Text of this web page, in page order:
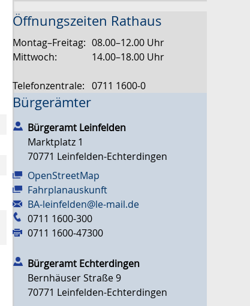
Öffnungszeiten Rathaus
Montag–Freitag: 08.00–12.00 Uhr
Mittwoch:
14.00–18.00 Uhr
Telefonzentrale: 0711 1600-0
Bürgerämter
Bürgeramt Leinfelden
Marktplatz 1
70771 Leinfelden-Echterdingen
OpenStreetMap
Fahrplanauskunft
BA-leinfelden@le-mail.de
0711 1600-300
0711 1600-47300
Bürgeramt Echterdingen
Bernhäuser Straße 9
70771 Leinfelden-Echterdingen